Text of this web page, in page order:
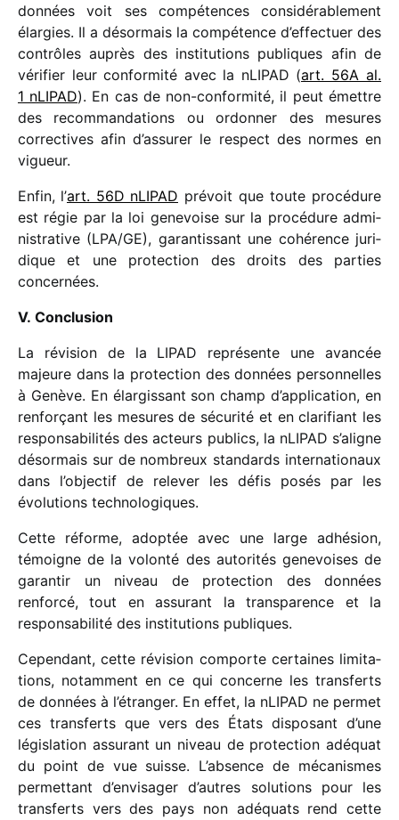
données voit ses compé­tences consi­dé­ra­ble­ment
élar­gies. Il a désor­mais la compé­tence d’effectuer des
contrôles auprès des insti­tu­tions publiques afin de
véri­fier leur confor­mité avec la nLIPAD (art. 56A al.
1 nLIPAD). En cas de non-confor­mité, il peut émettre
des recom­man­da­tions ou ordon­ner des mesures
correc­tives afin d’assurer le respect des normes en
vigueur.
Enfin, l’art. 56D nLIPAD prévoit que toute procé­dure
est régie par la loi gene­voise sur la procé­dure admi­
nis­tra­tive (LPA/​GE), garan­tis­sant une cohé­rence juri­
dique et une protec­tion des droits des parties
concernées.
V. Conclusion
La révi­sion de la LIPAD repré­sente une avan­cée
majeure dans la protec­tion des données person­nelles
à Genève. En élar­gis­sant son champ d’application, en
renfor­çant les mesures de sécu­rité et en clari­fiant les
respon­sa­bi­li­tés des acteurs publics, la nLIPAD s’aligne
désor­mais sur de nombreux stan­dards inter­na­tio­naux
dans l’objectif de rele­ver les défis posés par les
évolu­tions technologiques.
Cette réforme, adop­tée avec une large adhé­sion,
témoigne de la volonté des auto­ri­tés gene­voises de
garan­tir un niveau de protec­tion des données
renforcé, tout en assu­rant la trans­pa­rence et la
respon­sa­bi­lité des insti­tu­tions publiques.
Cependant, cette révi­sion comporte certaines limi­ta­
tions, notam­ment en ce qui concerne les trans­ferts
de données à l’étranger. En effet, la nLIPAD ne permet
ces trans­ferts que vers des États dispo­sant d’une
légis­la­tion assu­rant un niveau de protec­tion adéquat
du point de vue suisse. L’absence de méca­nismes
permet­tant d’envisager d’autres solu­tions pour les
trans­ferts vers des pays non adéquats rend cette